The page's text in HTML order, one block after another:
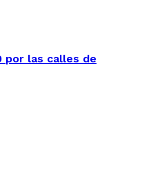
por las calles de